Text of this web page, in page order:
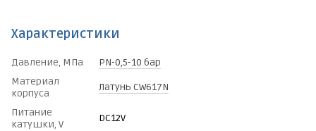
Характеристики
Давление, МПа
PN-0,5-10 бар
Материал
корпуса
Латунь CW617N
Питание
катушки, V
DC12V